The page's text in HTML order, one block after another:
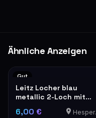
Ähnliche Anzeigen
Gut
Leitz Locher blau
metallic 2-Loch mit
Papierformat-Lineal
6,00 € Hesperange